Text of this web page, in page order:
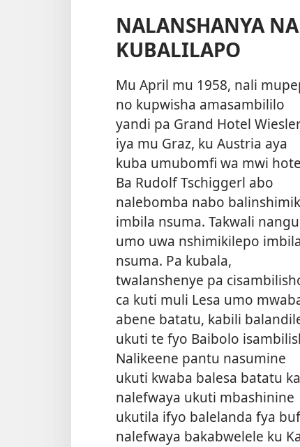
NALANSHANYA
KUBALILAPO
Mu April mu 1958, nali
no kupwisha amasambililo
yandi pa Grand Hotel
iya mu Graz, ku Austria aya
kuba umubomfi wa mwi
Ba Rudolf Tschiggerl abo
nalebomba nabo
imbila nsuma. Takwali nangu
umo uwa nshimikilepo
nsuma. Pa kubala,
twalanshenye pa
ca kuti muli Lesa umo
abene batatu, kabili
ukuti te fyo Baibolo
Nalikeene pantu nasumine
ukuti kwaba balesa batatu
nalefwaya ukuti mbashinine
ukutila ifyo balelanda fya
nalefwaya bakabwelele ku